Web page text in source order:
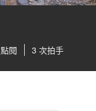
閱 3 次拍手